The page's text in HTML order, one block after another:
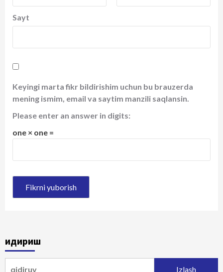
Sayt
Keyingi marta fikr bildirishim uchun bu brauzerda
mening ismim, email va saytim manzili saqlansin.
Please enter an answer in digits:
one × one =
Қидириш